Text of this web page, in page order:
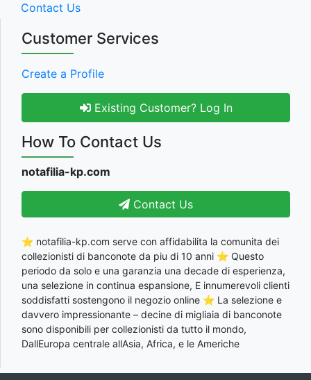
Contact Us
Customer Services
Create a Profile
Existing Customer? Log In
How To Contact Us
notafilia-kp.com
Contact Us
⭐ notafilia-kp.com serve con affidabilita la comunita dei
collezionisti di banconote da piu di 10 anni ⭐ Questo
periodo da solo e una garanzia una decade di esperienza,
una selezione in continua espansione, E innumerevoli clienti
soddisfatti sostengono il negozio online ⭐ La selezione e
davvero impressionante – decine di migliaia di banconote
sono disponibili per collezionisti da tutto il mondo,
DallEuropa centrale allAsia, Africa, e le Americhe